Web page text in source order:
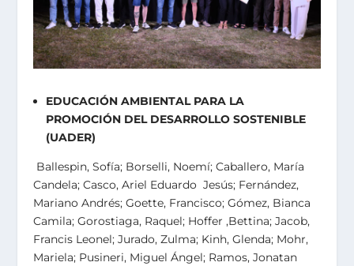
EDUCACIÓN AMBIENTAL PARA LA
PROMOCIÓN DEL DESARROLLO SOSTENIBLE
(UADER)
Ballespin, Sofía; Borselli, Noemí; Caballero, María
Candela; Casco, Ariel Eduardo Jesús; Fernández,
Mariano Andrés; Goette, Francisco; Gómez, Bianca
Camila; Gorostiaga, Raquel; Hoffer ,Bettina; Jacob,
Francis Leonel; Jurado, Zulma; Kinh, Glenda; Mohr,
Mariela; Pusineri, Miguel Ángel; Ramos, Jonatan